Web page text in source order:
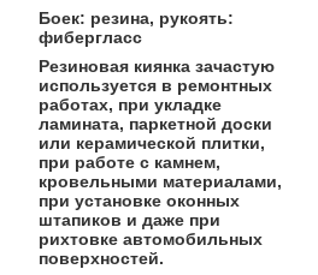
Боек: резина, рукоять:
фибергласс
Резиновая киянка зачастую
используется в ремонтных
работах, при укладке
ламината, паркетной доски
или керамической плитки,
при работе с камнем,
кровельными материалами,
при установке оконных
штапиков и даже при
рихтовке автомобильных
поверхностей.